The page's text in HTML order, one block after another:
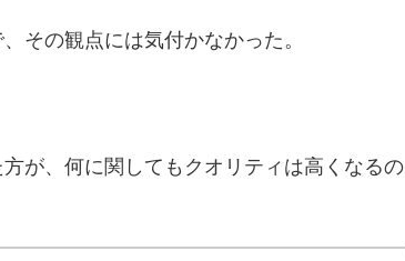
その観点には気付かなかった。
が、何に関してもクオリティは高くなるの